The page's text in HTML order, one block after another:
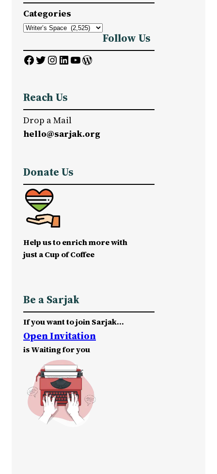
c
h
Categories
Follow Us
Facebook Twitter InstagramLinkedIn YouTube WordPress
Reach Us
Drop a Mail
hello@sarjak.org
Donate Us
Help us to enrich more with
just a Cup of Coffee
Be a Sarjak
If you want to join Sarjak…
Open Invitation
is Waiting for you